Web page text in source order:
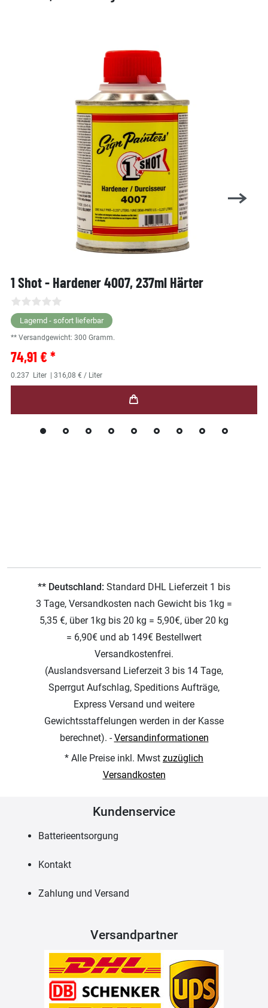
1 Shot - Hardener 4007, 237ml Härter
Lagernd - sofort lieferbar
** Versandgewicht: 300 Gramm.
74,91 € *
0.237 Liter | 316,08 € / Liter
** Deutschland: Standard DHL Lieferzeit 1 bis
3 Tage, Versandkosten nach Gewicht bis 1kg =
5,35 €, über 1kg bis 20 kg = 5,90€, über 20 kg
= 6,90€ und ab 149€ Bestellwert
Versandkostenfrei.
(Auslandsversand Lieferzeit 3 bis 14 Tage,
Sperrgut Aufschlag, Speditions Aufträge,
Express Versand und weitere
Gewichtsstaffelungen werden in der Kasse
berechnet). -Versandinformationen
* Alle Preise inkl. Mwst zuzüglich
Versandkosten
Kundenservice
Batterieentsorgung
Kontakt
Zahlung und Versand
Versandpartner